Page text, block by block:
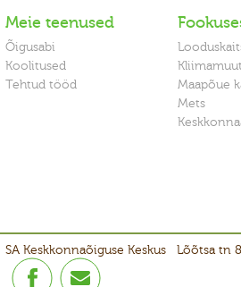
Meie teenused
Õigusabi
Koolitused
Tehtud tööd
Maapõue
Mets
SA Keskkonnaõiguse Keskus Lõõtsa tn